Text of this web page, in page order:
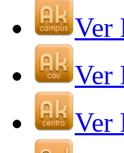
Ver
Ver
Ver